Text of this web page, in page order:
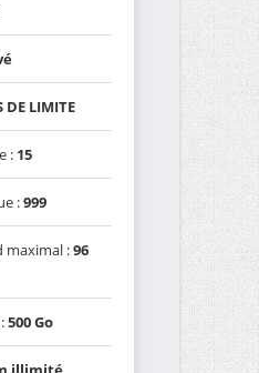
DE LIMITE
: 15
:999
maximal :96
:500 Go